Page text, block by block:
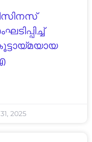
2025